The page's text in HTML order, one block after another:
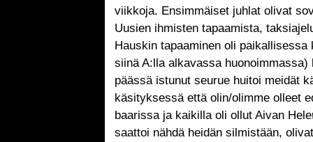
viikkoja. Ensimmäiset juhlat olivat
Uusien ihmisten tapaamista,
Hauskin tapaaminen oli
siinä A:lla alkavassa huonoimmassa)
päässä istunut seurue huitoi meidät
käsityksessä että olin/olimme olleet
baarissa ja kaikilla oli ollut Aivan Hele
saattoi nähdä heidän silmistään,